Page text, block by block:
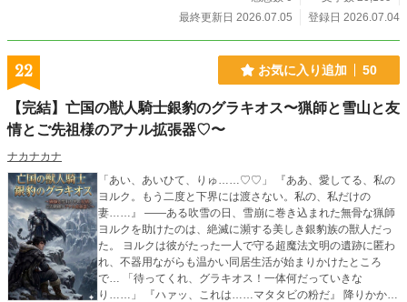
最終更新日 2026.07.05
登録日 2026.07.04
22 お気に入り追加 50
【完結】亡国の獣人騎士銀豹のグラキオス〜猟師と雪山と友
情とご先祖様のアナル拡張器♡〜
ナカナカナ
「あい、あいひて、りゅ……♡♡」 『ああ、愛してる、私の
ヨルク。もう二度と下界には渡さない。私の、私だけの
妻……』 ――ある吹雪の日、雪崩に巻き込まれた無骨な猟師
ヨルクを助けたのは、絶滅に瀕する美しき銀豹族の獣人だっ
た。 ヨルクは彼がたった一人で守る超魔法文明の遺跡に匿わ
れ、不器用ながらも温かい同居生活が始まりかけたところ
で… 「待ってくれ、グラキオス！一体何だっていきな
り……」 『ハァッ、これは……マタタビの粉だ』 降りかかる